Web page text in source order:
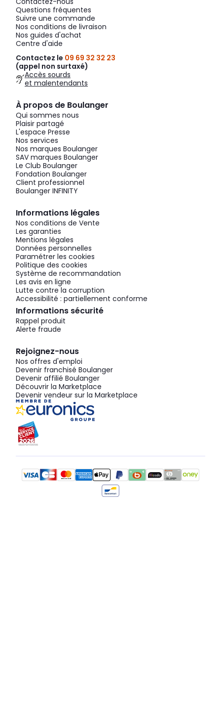
Questions fréquentes
Suivre une commande
Nos conditions de livraison
Nos guides d'achat
Centre d'aide
Contactez le 09 69 32 32 23
(appel non surtaxé)
Accès sourds
et malentendants
À propos de Boulanger
Qui sommes nous
Plaisir partagé
L'espace Presse
Nos services
Nos marques Boulanger
SAV marques Boulanger
Le Club Boulanger
Fondation Boulanger
Client professionnel
Boulanger INFINITY
Informations légales
Nos conditions de Vente
Les garanties
Mentions légales
Données personnelles
Paramétrer les cookies
Politique des cookies
Système de recommandation
Les avis en ligne
Lutte contre la corruption
Accessibilité : partiellement conforme
Informations sécurité
Rappel produit
Alerte fraude
Rejoignez-nous
Nos offres d'emploi
Devenir franchisé Boulanger
Devenir affilié Boulanger
Découvrir la Marketplace
Devenir vendeur sur la Marketplace